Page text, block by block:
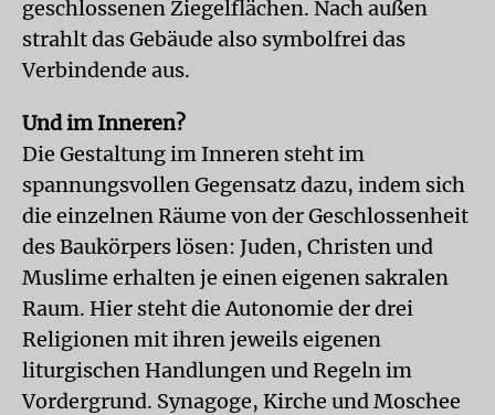
geschlossenen Ziegelflächen. Nach außen
strahlt das Gebäude also symbolfrei das
Verbindende aus.
Und im Inneren?
Die Gestaltung im Inneren steht im
spannungsvollen Gegensatz dazu, indem sich
die einzelnen Räume von der Geschlossenheit
des Baukörpers lösen: Juden, Christen und
Muslime erhalten je einen eigenen sakralen
Raum. Hier steht die Autonomie der drei
Religionen mit ihren jeweils eigenen
liturgischen Handlungen und Regeln im
Vordergrund. Synagoge, Kirche und Moschee